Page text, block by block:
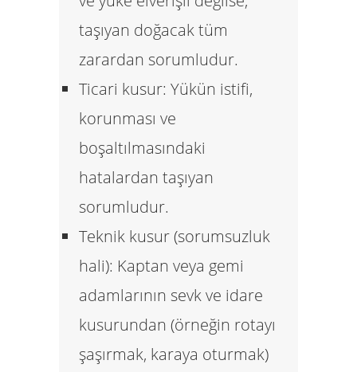
taşıyan doğacak tüm
zarardan sorumludur.
Ticari kusur: Yükün istifi,
korunması ve
boşaltılmasındaki
hatalardan taşıyan
sorumludur.
Teknik kusur (sorumsuzluk
hali): Kaptan veya gemi
adamlarının sevk ve idare
kusurundan (örneğin rotayı
şaşırmak, karaya oturmak)